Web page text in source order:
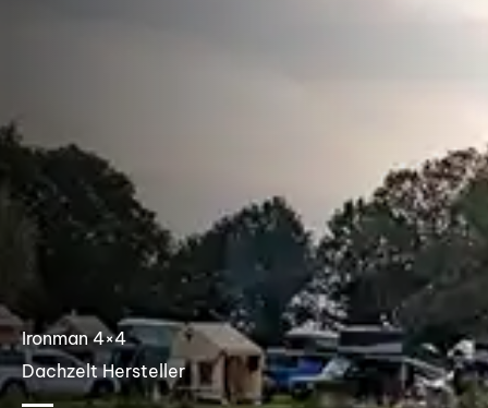
Ironman 4×4
Dachzelt Hersteller